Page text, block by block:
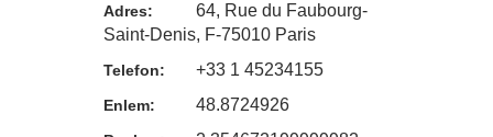
Adres:
64, Rue du Faubourg-
Saint-Denis, F-75010 Paris
Telefon: +33 1 45234155
Enlem: 48.8724926